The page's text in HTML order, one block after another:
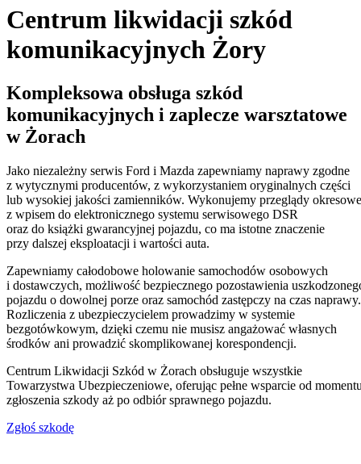
Centrum likwidacji szkód
komunikacyjnych Żory
Kompleksowa obsługa szkód
komunikacyjnych i zaplecze warsztatowe
w Żorach
Jako niezależny serwis Ford i Mazda zapewniamy naprawy zgodne
z wytycznymi producentów, z wykorzystaniem oryginalnych części
lub wysokiej jakości zamienników. Wykonujemy przeglądy okresowe
z wpisem do elektronicznego systemu serwisowego DSR
oraz do książki gwarancyjnej pojazdu, co ma istotne znaczenie
przy dalszej eksploatacji i wartości auta.
Zapewniamy całodobowe holowanie samochodów osobowych
i dostawczych, możliwość bezpiecznego pozostawienia
pojazdu o dowolnej porze oraz samochód zastępczy na czas naprawy.
Rozliczenia z ubezpieczycielem prowadzimy w systemie
bezgotówkowym, dzięki czemu nie musisz angażować własnych
środków ani prowadzić skomplikowanej korespondencji.
Centrum Likwidacji Szkód w Żorach obsługuje wszystkie
Towarzystwa Ubezpieczeniowe, oferując pełne wsparcie od
zgłoszenia szkody aż po odbiór sprawnego pojazdu.
Zgłoś szkodę